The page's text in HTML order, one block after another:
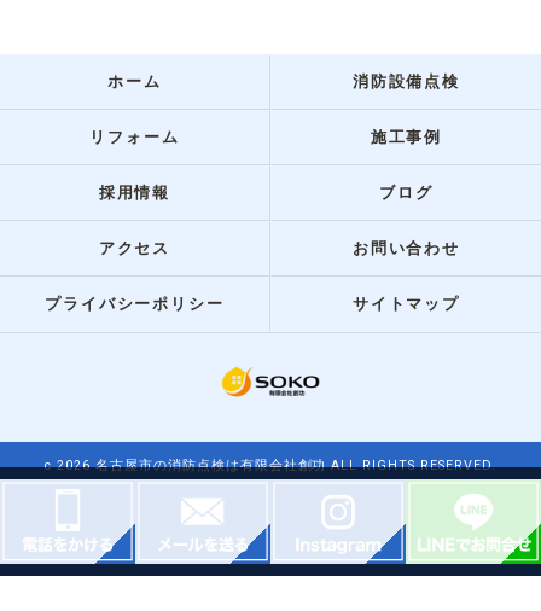
ホーム 消防設備点検
リフォーム 施工事例
採用情報 ブログ
アクセス お問い合わせ
プライバシーポリシー サイトマップ
c 2026 名古屋市の消防点検は有限会社創功 ALL RIGHTS RESERVED.